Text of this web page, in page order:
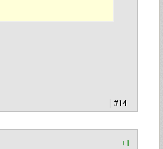
#14
+1